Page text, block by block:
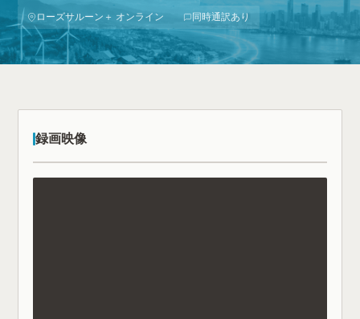
ローズサルーン＋ オンライン 同時通訳あり
録画映像